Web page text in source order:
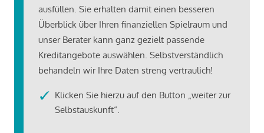
ausfüllen. Sie erhalten damit einen besseren
Überblick über Ihren finanziellen Spielraum und
unser Berater kann ganz gezielt passende
Kreditangebote auswählen. Selbstverständlich
behandeln wir Ihre Daten streng vertraulich!
Klicken Sie hierzu auf den Button „weiter zur
Selbstauskunft“.